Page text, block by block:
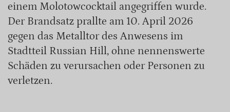
einem Molotowcocktail angegriffen wurde.
Der Brandsatz prallte am 10. April 2026
gegen das Metalltor des Anwesens im
Stadtteil Russian Hill, ohne nennenswerte
Schäden zu verursachen oder Personen zu
verletzen.